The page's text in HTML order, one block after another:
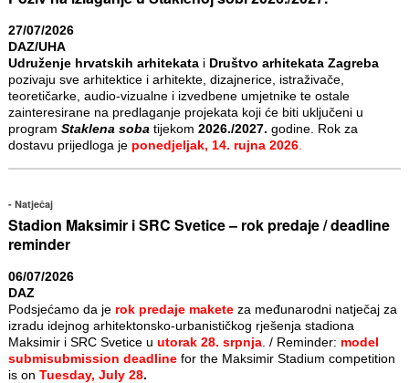
27/07/2026
DAZ/UHA
Udruženje hrvatskih arhitekatai Društvo arhitekata Zagreba
pozivaju sve arhitektice i arhitekte, dizajnerice, istraživače,
teoretičarke, audio-vizualne i izvedbene umjetnike te ostale
zainteresirane na predlaganje projekata koji će biti uključeni u
program Staklena soba tijekom 2026./2027. godine. Rok za
dostavu prijedloga je ponedjeljak, 14. rujna 2026.
Natječaj
Stadion Maksimir i SRC Svetice – rok predaje / deadline
reminder
06/07/2026
DAZ
Podsjećamo da je rok predaje maketeza međunarodni natječaj za
izradu idejnog arhitektonsko-urbanističkog rješenja stadiona
Maksimir i SRC Svetice u utorak 28. srpnja. / Reminder: model
submisubmission deadlinefor the Maksimir Stadium competition
is on Tuesday, July 28.